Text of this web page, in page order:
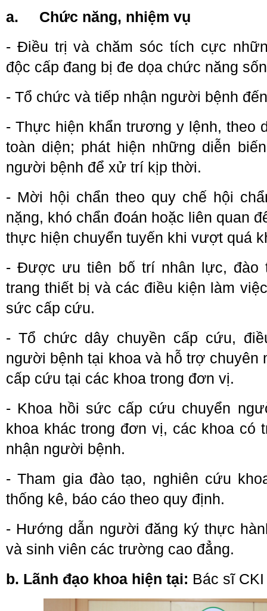
a.
Chức năng, nhiệm vụ
- Điều trị và chăm sóc tích cực
độc cấp đang bị đe dọa chức năng
- Tổ chức và tiếp nhận người bệnh
- Thực hiện khẩn trương y lệnh, theo
toàn diện; phát hiện những diễn
người bệnh để xử trí kịp thời.
- Mời hội chẩn theo quy chế hội
nặng, khó chẩn đoán hoặc liên quan
thực hiện chuyển tuyến khi vượt quá
- Được ưu tiên bố trí nhân lực, đào
trang thiết bị và các điều kiện làm
sức cấp cứu.
- Tổ chức dây chuyền cấp cứu,
người bệnh tại khoa và hỗ trợ chuyên
cấp cứu tại các khoa trong đơn vị.
- Khoa hồi sức cấp cứu chuyển
khoa khác trong đơn vị, các khoa có
nhận người bệnh.
- Tham gia đào tạo, nghiên cứu
thống kê, báo cáo theo quy định.
- Hướng dẫn người đăng ký thực
và sinh viên các trường cao đẳng.
b. Lãnh đạo khoa hiện tại: Bác sĩ